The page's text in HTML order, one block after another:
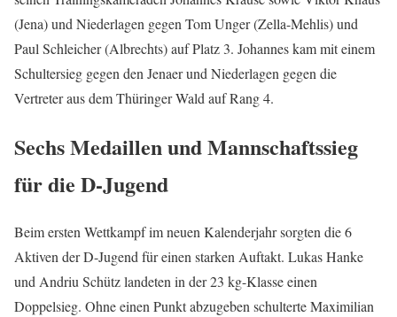
(Jena) und Niederlagen gegen Tom Unger (Zella-Mehlis) und
Paul Schleicher (Albrechts) auf Platz 3. Johannes kam mit einem
Schultersieg gegen den Jenaer und Niederlagen gegen die
Vertreter aus dem Thüringer Wald auf Rang 4.
Sechs Medaillen und Mannschaftssieg
für die D-Jugend
Beim ersten Wettkampf im neuen Kalenderjahr sorgten die 6
Aktiven der D-Jugend für einen starken Auftakt. Lukas Hanke
und Andriu Schütz landeten in der 23 kg-Klasse einen
Doppelsieg. Ohne einen Punkt abzugeben schulterte Maximilian